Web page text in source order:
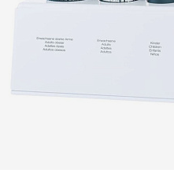
ri-scope L
и аксессуары